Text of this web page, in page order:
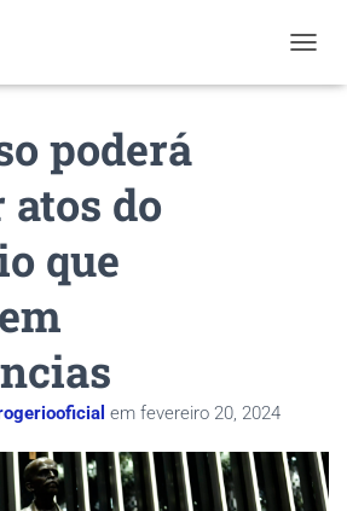
poderá
do
que
em fevereiro 20, 2024